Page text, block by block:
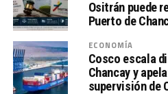
Ositrán puede
Puerto de
ECONOMÍA
Cosco escala
Chancay y
supervisión de